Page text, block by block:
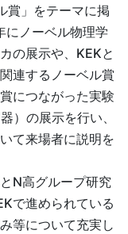
賞」をテーマに掲
にノーベル物理学
の展示や、KEKと
連するノーベル賞
につながった実験
）の展示を行い、
て来場者に説明を
N高グループ研究
で進められている
等について充実し